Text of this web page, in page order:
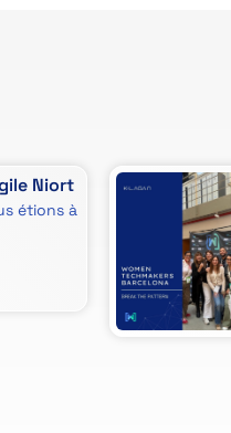
Niort
étions à